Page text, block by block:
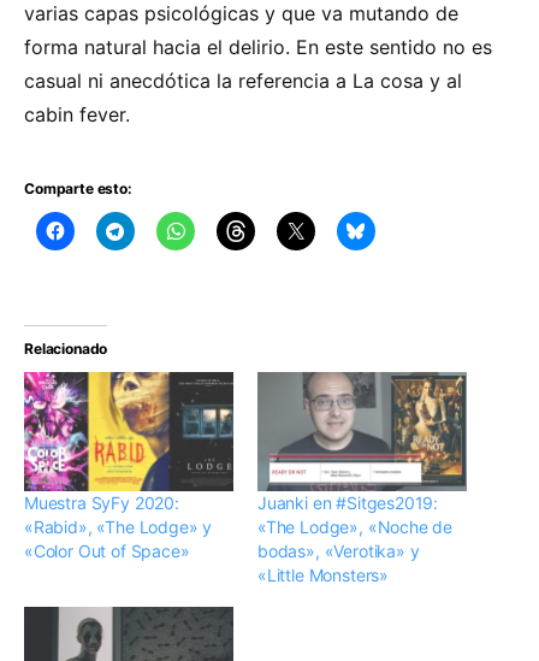
varias capas psicológicas y que va mutando de
forma natural hacia el delirio. En este sentido no es
casual ni anecdótica la referencia a La cosa y al
cabin fever.
Comparte esto:
Relacionado
Muestra SyFy 2020:
«Rabid», «The Lodge» y
«Color Out of Space»
Juanki en #Sitges2019:
«The Lodge», «Noche de
bodas», «Verotika» y
«Little Monsters»